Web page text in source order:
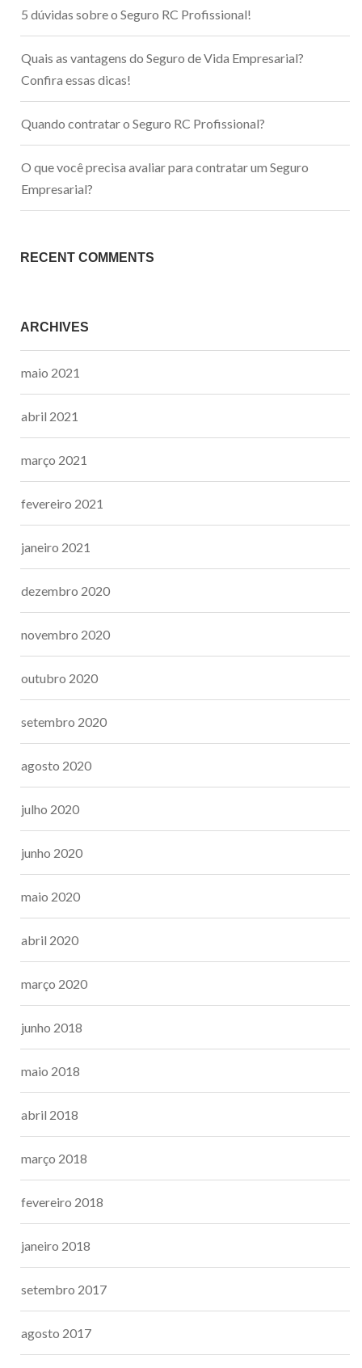
5 dúvidas sobre o Seguro RC Profissional!
Quais as vantagens do Seguro de Vida Empresarial?
Confira essas dicas!
Quando contratar o Seguro RC Profissional?
O que você precisa avaliar para contratar um Seguro
Empresarial?
RECENT COMMENTS
ARCHIVES
maio 2021
abril 2021
março 2021
fevereiro 2021
janeiro 2021
dezembro 2020
novembro 2020
outubro 2020
setembro 2020
agosto 2020
julho 2020
junho 2020
maio 2020
abril 2020
março 2020
junho 2018
maio 2018
abril 2018
março 2018
fevereiro 2018
janeiro 2018
setembro 2017
agosto 2017